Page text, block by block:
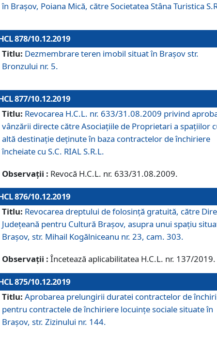
în Brașov, Poiana Mică, către Societatea Stâna Turistica
878/10.12.2019
Titlu: Dezmembrare teren imobil situat în Brașov str.
Bronzului nr. 5.
877/10.12.2019
Titlu: Revocarea H.C.L. nr. 633/31.08.2009 privind
vânzării directe către Asociațiile de Proprietari a spațiilor
altă destinație deținute în baza contractelor de închiriere
încheiate cu S.C. RIAL S.R.L.
Observații : Revocă H.C.L. nr. 633/31.08.2009.
876/10.12.2019
Titlu: Revocarea dreptului de folosinţă gratuită, către
Judeţeană pentru Cultură Braşov, asupra unui spaţiu
Braşov, str. Mihail Kogălniceanu nr. 23, cam. 303.
Observații : Încetează aplicabilitatea H.C.L. nr. 137/2019.
875/10.12.2019
Titlu: Aprobarea prelungirii duratei contractelor de
pentru contractele de închiriere locuinţe sociale situate în
Braşov, str. Zizinului nr. 144.